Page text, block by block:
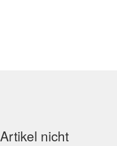
Artikel nicht